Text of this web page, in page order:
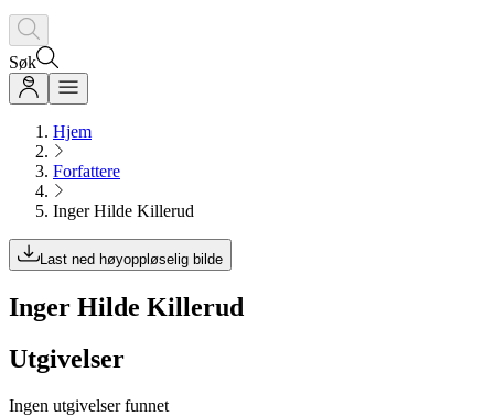
Søk
Hjem
Forfattere
Inger Hilde Killerud
Last ned høyoppløselig bilde
Inger Hilde Killerud
Utgivelser
Ingen utgivelser funnet